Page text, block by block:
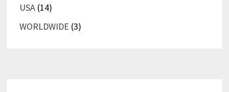
USA(14)
WORLDWIDE (3)